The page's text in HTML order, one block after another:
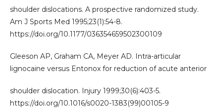
shoulder dislocations. A prospective randomized study.
Am J Sports Med 1995;23(1):54-8.
https://doi.org/10.1177/036354659502300109
Gleeson AP, Graham CA, Meyer AD. Intra-articular
lignocaine versus Entonox for reduction of acute anterior
shoulder dislocation. Injury 1999;30(6):403-5.
https://doi.org/10.1016/s0020-1383(99)00105-9